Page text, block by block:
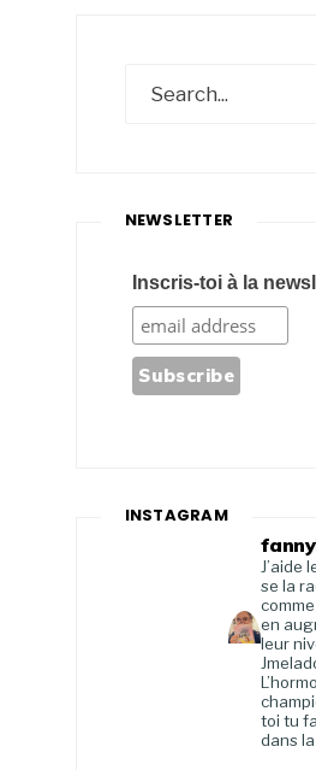
NEWSLETTER
Inscris-toi à la
INSTAGRAM
J’aide
se la
en
leur
toi tu
dans